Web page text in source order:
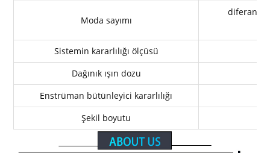
Moda sayımı
Sistemin kararlılığı ölçüsü
Dağınık ışın dozu
Enstrüman bütünleyici kararlılığı
Şekil boyutu